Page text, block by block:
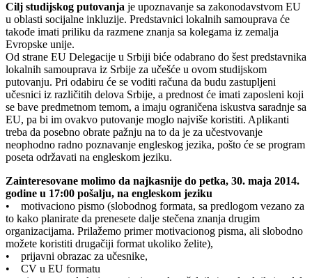
Cilj studijskog putovanja je upoznavanje sa zakonodavstvom EU
u oblasti socijalne inkluzije. Predstavnici lokalnih samouprava će
takođe imati priliku da razmene znanja sa kolegama iz zemalja
Evropske unije.
Od strane EU Delegacije u Srbiji biće odabrano do šest predstavnika
lokalnih samouprava iz Srbije za učešće u ovom studijskom
putovanju. Pri odabiru će se voditi računa da budu zastupljeni
učesnici iz različitih delova Srbije, a prednost će imati zaposleni koji
se bave predmetnom temom, a imaju ograničena iskustva saradnje sa
EU, pa bi im ovakvo putovanje moglo najviše koristiti. Aplikanti
treba da posebno obrate pažnju na to da je za učestvovanje
neophodno radno poznavanje engleskog jezika, pošto će se program
poseta održavati na engleskom jeziku.
Zainteresovane molimo da najkasnije do petka, 30. maja 2014.
godine u 17:00 pošalju, na engleskom jeziku
• motivaciono pismo (slobodnog formata, sa predlogom vezano za
to kako planirate da prenesete dalje stečena znanja drugim
organizacijama. Prilažemo primer motivacionog pisma, ali slobodno
možete koristiti drugačiji format ukoliko želite),
• prijavni obrazac za učesnike,
• CV u EU formatu